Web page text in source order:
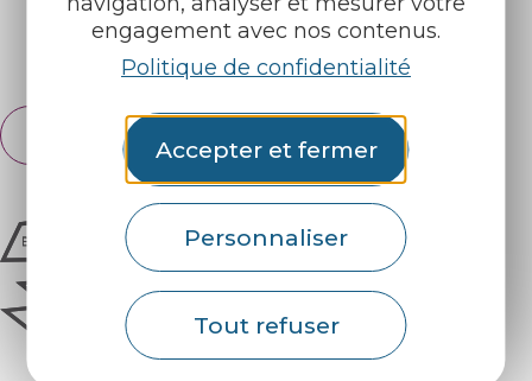
engagement avec nos contenus.
Politique de confidentialité
Accepter et fermer
Personnaliser
Tout refuser
Espace pro Partenaires
Français
English